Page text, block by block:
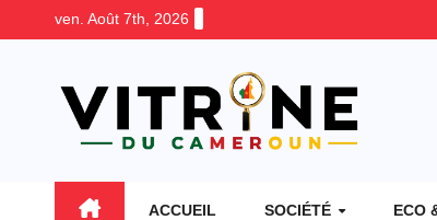
ven. Août 7th, 2026
ACCUEIL SOCIÉTÉ ECO